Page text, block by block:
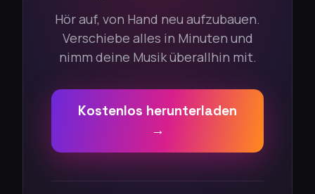
Hör auf, von Hand neu aufzubauen.
Verschiebe alles in Minuten und
nimm deine Musik überallhin mit.
Kostenlos herunterladen
→